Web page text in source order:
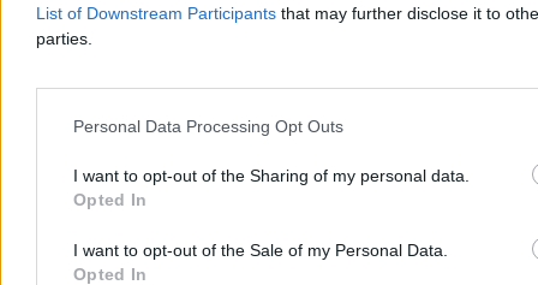
List of Downstream Participants that may further disclose it to
parties.
Personal Data Processing Opt Outs
I want to opt-out of the Sharing of my personal data.
Opted In
I want to opt-out of the Sale of my Personal Data.
Opted In
Reklama
Reklama